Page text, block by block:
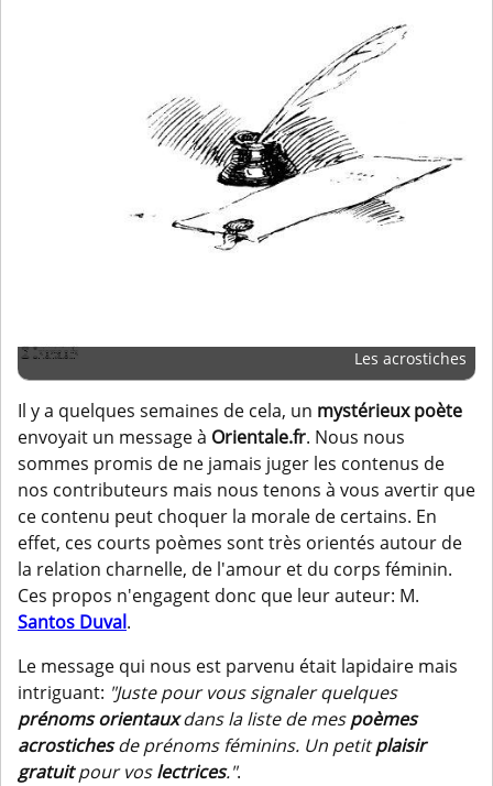
Les acrostiches
Il y a quelques semaines de cela, un mystérieux poète
envoyait un message à Orientale.fr. Nous nous
sommes promis de ne jamais juger les contenus de
nos contributeurs mais nous tenons à vous avertir que
ce contenu peut choquer la morale de certains. En
effet, ces courts poèmes sont très orientés autour de
la relation charnelle, de l'amour et du corps féminin.
Ces propos n'engagent donc que leur auteur: M.
Santos Duval.
Le message qui nous est parvenu était lapidaire mais
intriguant: "Juste pour vous signaler quelques
prénoms orientauxdans la liste de mespoèmes
acrostichesde prénoms féminins. Un petitplaisir
gratuitpour voslectrices.".